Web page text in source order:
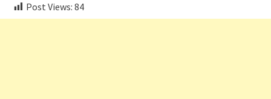
Post Views: 84